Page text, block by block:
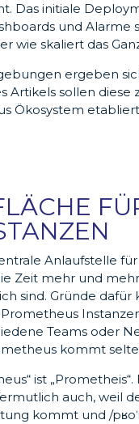
Das initiale
und Alarme
wie skaliert das
ergeben
Artikels sollen
Ökosystem
Anlaufstelle
Zeit mehr und
sind. Gründe
Teams oder
kommt
ist
auch, weil
kommt und /